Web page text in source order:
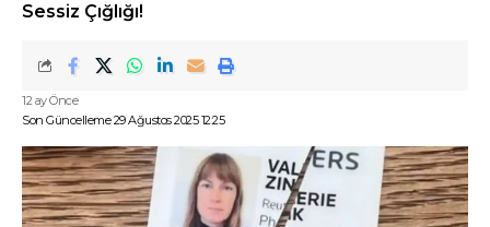
Sessiz Çığlığı!
Son Güncelleme 29 Ağustos 2025 12:25
12 ay Önce